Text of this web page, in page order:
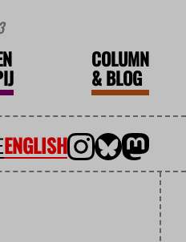
COLUMN
&BLOG
ENGLISH